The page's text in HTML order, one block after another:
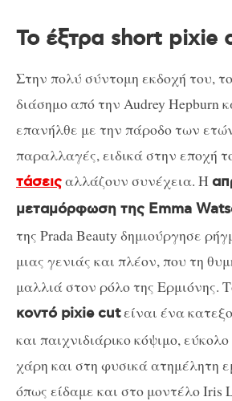
Το έξτρα short pixie
Στην πολύ σύντομη εκδοχή του,
διάσημο από την Audrey Hepburn
επανήλθε με την πάροδο των
παραλλαγές, ειδικά στην εποχή
τάσειςαλλάζουν συνέχεια. Η
μεταμόρφωση της Emma
της Prada Beauty δημιούργησε
μιας γενιάς και πλέον, που τη
μαλλιά στον ρόλο της Ερμιόνης.
κοντό pixie cutείναι ένα
και παιχνιδιάρικο κόψιμο,
χάρη και στη φυσικά ατημέλητη
όπως είδαμε και στο μοντέλο Iris